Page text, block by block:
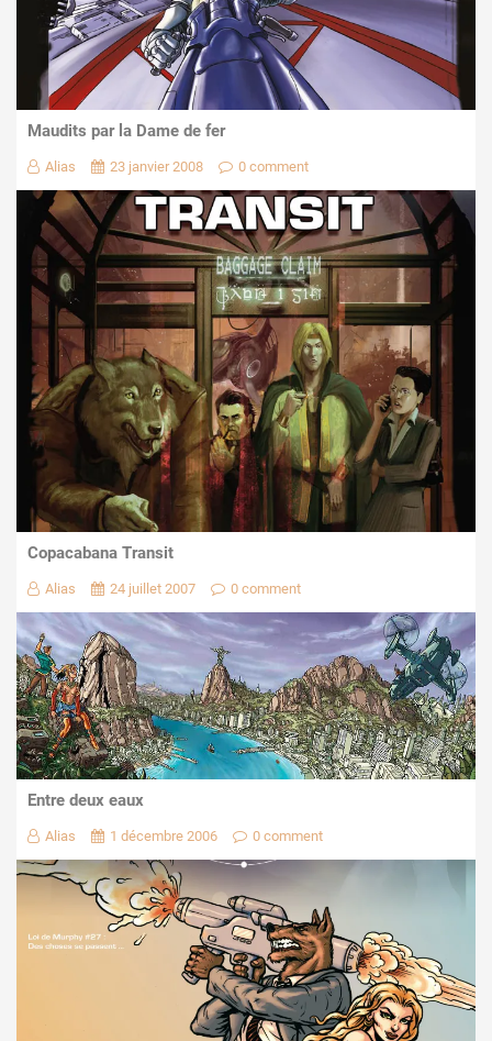
Maudits par la Dame de fer
Alias 23 janvier 2008 0 comment
Copacabana Transit
Alias 24 juillet 2007 0 comment
Entre deux eaux
Alias 1 décembre 2006 0 comment